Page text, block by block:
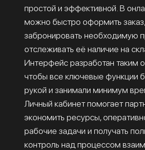
простой и эффективной. В
можно быстро оформить заказ,
забронировать необходимую
отслеживать её наличие на
Интерфейс разработан таким
чтобы все ключевые функции
рукой и занимали минимум
Личный кабинет помогает
экономить ресурсы,
рабочие задачи и получать
контроль над процессом